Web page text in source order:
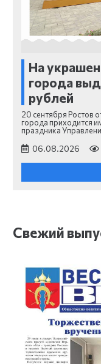
На
города
рублей
20 сентября Ростов
города приходится
праздника
06.08.2026
Свежий